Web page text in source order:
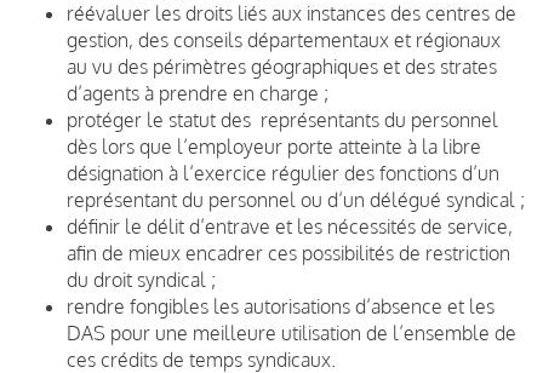
réévaluer les droits liés aux instances des centres de
gestion, des conseils départementaux et régionaux
au vu des périmètres géographiques et des strates
d’agents à prendre en charge ;
protéger le statut des représentants du personnel
dès lors que l’employeur porte atteinte à la libre
désignation à l’exercice régulier des fonctions d’un
représentant du personnel ou d’un délégué syndical ;
définir le délit d’entrave et les nécessités de service,
afin de mieux encadrer ces possibilités de restriction
du droit syndical ;
rendre fongibles les autorisations d’absence et les
DAS pour une meilleure utilisation de l’ensemble de
ces crédits de temps syndicaux.